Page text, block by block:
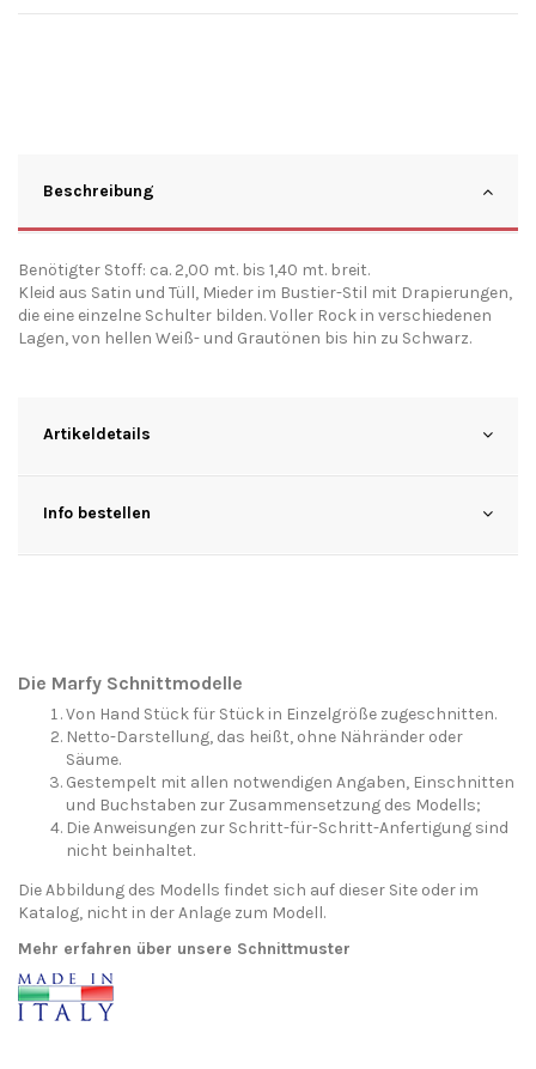
Beschreibung
Benötigter Stoff: ca. 2,00 mt. bis 1,40 mt. breit.
Kleid aus Satin und Tüll, Mieder im Bustier-Stil mit Drapierungen,
die eine einzelne Schulter bilden. Voller Rock in verschiedenen
Lagen, von hellen Weiß- und Grautönen bis hin zu Schwarz.
Artikeldetails
Info bestellen
Die Marfy Schnittmodelle
Von Hand Stück für Stück in Einzelgröße zugeschnitten.
Netto-Darstellung, das heißt, ohne Nähränder oder
Säume.
Gestempelt mit allen notwendigen Angaben, Einschnitten
und Buchstaben zur Zusammensetzung des Modells;
Die Anweisungen zur Schritt-für-Schritt-Anfertigung sind
nicht beinhaltet.
Die Abbildung des Modells findet sich auf dieser Site oder im
Katalog, nicht in der Anlage zum Modell.
Mehr erfahren über unsere Schnittmuster